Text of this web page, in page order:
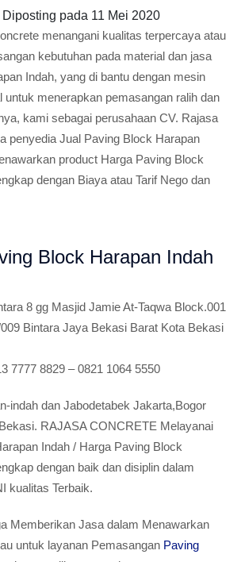
Diposting pada 11 Mei 2020
menangani kualitas terpercaya atau
kebutuhan pada material dan jasa
Indah, yang di bantu dengan mesin
untuk menerapkan pemasangan ralih dan
kami sebagai perusahaan CV. Rajasa
penyedia Jual Paving Block Harapan
product Harga Paving Block
dengan Biaya atau Tarif Nego dan
Block Harapan Indah
8 gg Masjid Jamie At-Taqwa Block.001
Bintara Jaya Bekasi Barat Kota Bekasi
7777 8829 – 0821 1064 5550
indah dan Jabodetabek Jakarta,Bogor
RAJASA CONCRETE Melayanai
Indah / Harga Paving Block
dengan baik dan disiplin dalam
kualitas Terbaik.
Memberikan Jasa dalam Menawarkan
untuk layanan Pemasangan Paving